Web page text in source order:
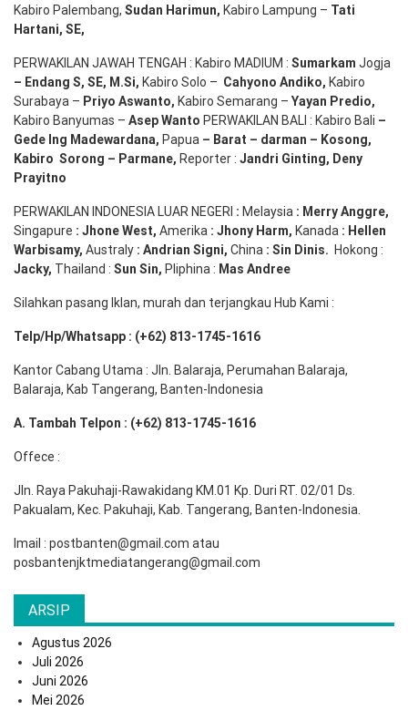
Kabiro Palembang, Sudan Harimun, Kabiro Lampung – Tati
Hartani, SE,
PERWAKILAN JAWAH TENGAH : Kabiro MADIUM : Sumarkam Jogja
– Endang S, SE, M.Si, Kabiro Solo – Cahyono Andiko, Kabiro
Surabaya – Priyo Aswanto, Kabiro Semarang – Yayan Predio,
Kabiro Banyumas – AsepWanto PERWAKILAN BALI : Kabiro Bali –
Gede Ing Madewardana, Papua – Barat – darman – Kosong,
Kabiro Sorong – Parmane, Reporter : Jandri Ginting, Deny
Prayitno
PERWAKILAN INDONESIA LUAR NEGERI : Melaysia : MerryAnggre,
Singapure : JhoneWest, Amerika : Jhony Harm, Kanada : Hellen
Warbisamy, Australy : Andrian Signi, China : Sin Dinis. Hokong :
Jacky, Thailand : Sun Sin, Pliphina : Mas Andree
Silahkan pasang Iklan, murah dan terjangkau Hub Kami :
Telp/Hp/Whatsapp : (+62) 813-1745-1616
Kantor Cabang Utama : Jln. Balaraja, Perumahan Balaraja,
Balaraja, Kab Tangerang, Banten-Indonesia
A. Tambah Telpon : (+62) 813-1745-1616
Offece :
Jln. Raya Pakuhaji-Rawakidang KM.01 Kp. Duri RT. 02/01 Ds.
Pakualam, Kec. Pakuhaji, Kab. Tangerang, Banten-Indonesia.
Imail : postbanten@gmail.com atau
posbantenjktmediatangerang@gmail.com
ARSIP
Agustus 2026
Juli 2026
Juni 2026
Mei 2026